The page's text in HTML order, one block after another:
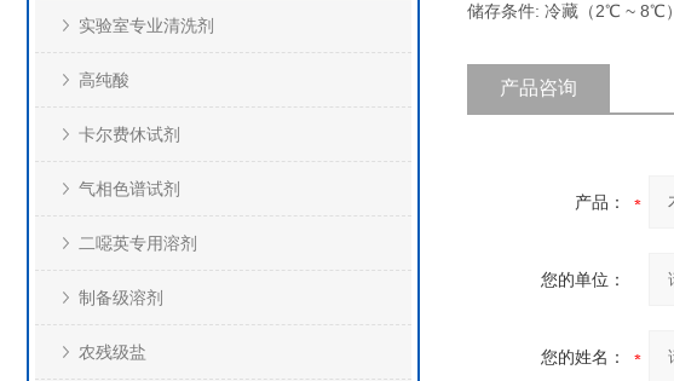
实验室专业清洗剂
高纯酸
卡尔费休试剂
气相色谱试剂
二噁英专用溶剂
制备级溶剂
农残级盐
储存条件: 冷藏（2℃ ~ 8℃）
产品咨询
产品：
您的单位：
您的姓名：